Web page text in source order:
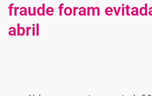
fraude foram
abril